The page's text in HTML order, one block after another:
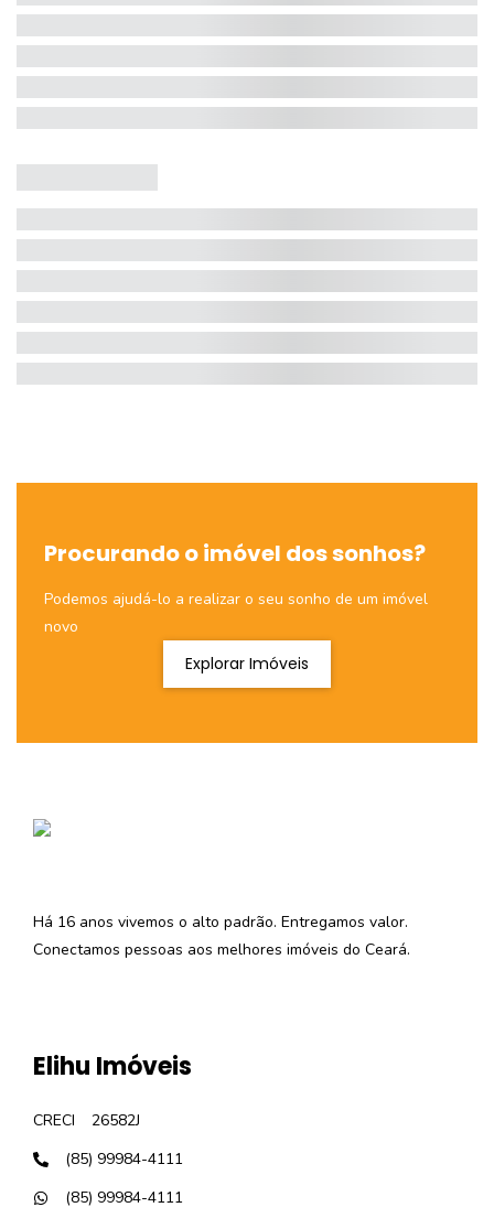
Procurando o imóvel dos sonhos?
Podemos ajudá-lo a realizar o seu sonho de um imóvel
novo
Explorar Imóveis
Há 16 anos vivemos o alto padrão. Entregamos valor.
Conectamos pessoas aos melhores imóveis do Ceará.
Elihu Imóveis
CRECI
26582J
(85) 99984-4111
(85) 99984-4111